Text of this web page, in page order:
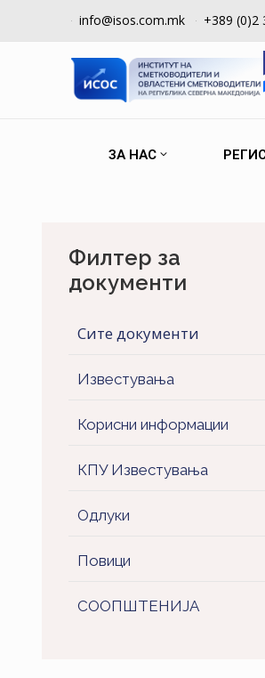
info@isos.com.mk +389 (0)2
ЗА НАС
Филтер за
документи
Сите документи
Известувања
Корисни информации
КПУ Известувања
Одлуки
Повици
СООПШТЕНИJA